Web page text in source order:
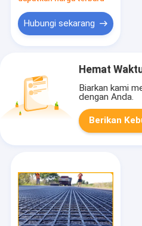
Hubungi sekarang
Hemat
Biarkan kami
dengan Anda.
Berikan